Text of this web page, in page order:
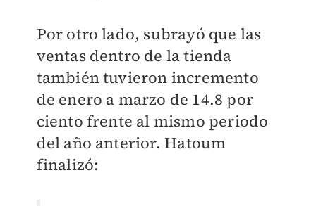
Por otro lado, subrayó que las
ventas dentro de la tienda
también tuvieron incremento
de enero a marzo de 14.8 por
ciento frente al mismo periodo
del año anterior.Hatoum
finalizó: